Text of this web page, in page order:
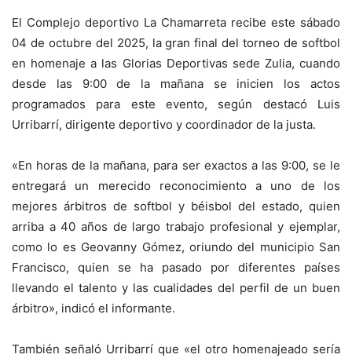
El Complejo deportivo La Chamarreta recibe este sábado
04 de octubre del 2025, la gran final del torneo de softbol
en homenaje a las Glorias Deportivas sede Zulia, cuando
desde las 9:00 de la mañana se inicien los actos
programados para este evento, según destacó Luis
Urribarrí, dirigente deportivo y coordinador de la justa.
«En horas de la mañana, para ser exactos a las 9:00, se le
entregará un merecido reconocimiento a uno de los
mejores árbitros de softbol y béisbol del estado, quien
arriba a 40 años de largo trabajo profesional y ejemplar,
como lo es Geovanny Gómez, oriundo del municipio San
Francisco, quien se ha pasado por diferentes países
llevando el talento y las cualidades del perfil de un buen
árbitro», indicó el informante.
También señaló Urribarrí que «el otro homenajeado sería